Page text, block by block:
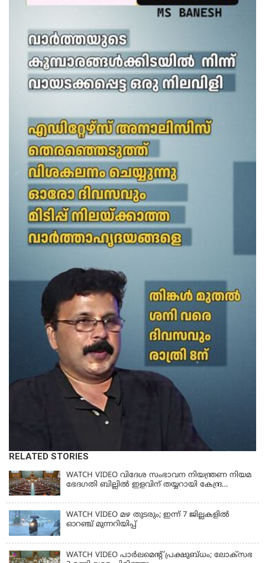
RELATED STORIES
WATCH VIDEO വിദേശ സംഭാവന നിയന്ത്രണ നിയമ
ഭേദഗതി ബില്ലില്‍ ഇളവിന് തയ്യറായി കേന്ദ്ര
WATCH VIDEO മഴ തുടരും; ഇന്ന് 7 ജില്ലകളിൽ
ഓറഞ്ച് മുന്നറിയിപ്പ്
WATCH VIDEO പാർലമെൻ്റ് പ്രക്ഷുബ്ധം; ലോക്സഭ